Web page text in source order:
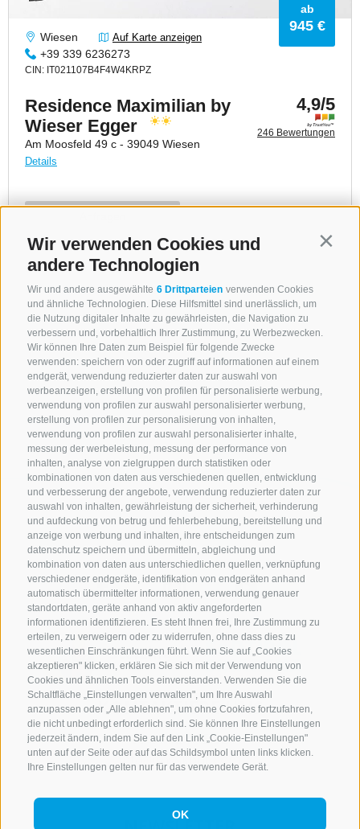
Wir verwenden Cookies und
andere Technologien
Wir und andere ausgewählte 6 Drittparteien verwenden Cookies
und ähnliche Technologien. Diese Hilfsmittel sind unerlässlich, um
die Nutzung digitaler Inhalte zu gewährleisten, die Navigation zu
verbessern und, vorbehaltlich Ihrer Zustimmung, zu Werbezwecken.
Wir können Ihre Daten zum Beispiel für folgende Zwecke
verwenden: speichern von oder zugriff auf informationen auf einem
endgerät, verwendung reduzierter daten zur auswahl von
werbeanzeigen, erstellung von profilen für personalisierte werbung,
verwendung von profilen zur auswahl personalisierter werbung,
erstellung von profilen zur personalisierung von inhalten,
verwendung von profilen zur auswahl personalisierter inhalte,
messung der werbeleistung, messung der performance von
inhalten, analyse von zielgruppen durch statistiken oder
kombinationen von daten aus verschiedenen quellen, entwicklung
und verbesserung der angebote, verwendung reduzierter daten zur
auswahl von inhalten, gewährleistung der sicherheit, verhinderung
und aufdeckung von betrug und fehlerbehebung, bereitstellung und
anzeige von werbung und inhalten, ihre entscheidungen zum
datenschutz speichern und übermitteln, abgleichung und
kombination von daten aus unterschiedlichen quellen, verknüpfung
verschiedener endgeräte, identifikation von endgeräten anhand
automatisch übermittelter informationen, verwendung genauer
standortdaten, geräte anhand von aktiv angeforderten
informationen identifizieren. Es steht Ihnen frei, Ihre Zustimmung zu
erteilen, zu verweigern oder zu widerrufen, ohne dass dies zu
wesentlichen Einschränkungen führt. Wenn Sie auf „Cookies
akzeptieren" klicken, erklären Sie sich mit der Verwendung von
Cookies und ähnlichen Tools einverstanden. Verwenden Sie die
Schaltfläche „Einstellungen verwalten", um Ihre Auswahl
anzupassen oder „Alle ablehnen", um ohne Cookies fortzufahren,
die nicht unbedingt erforderlich sind. Sie können Ihre Einstellungen
jederzeit ändern, indem Sie auf den Link „Cookie-Einstellungen"
unten auf der Seite oder auf das Schildsymbol unten links klicken.
Ihre Einstellungen gelten nur für das verwendete Gerät.
OK
KONTAKTIERE UNS
+39 0472 765 521
info@rosskopf.com